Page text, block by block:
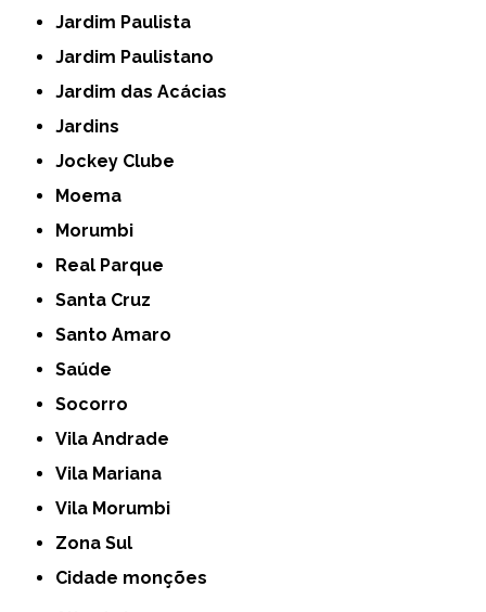
Jardim Paulista
Jardim Paulistano
Jardim das Acácias
Jardins
Jockey Clube
Moema
Morumbi
Real Parque
Santa Cruz
Santo Amaro
Saúde
Socorro
Vila Andrade
Vila Mariana
Vila Morumbi
Zona Sul
cidade monções